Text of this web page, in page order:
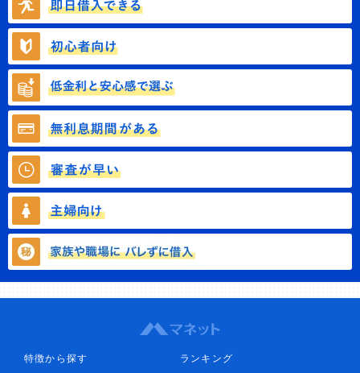
特徴から探す
ランキング